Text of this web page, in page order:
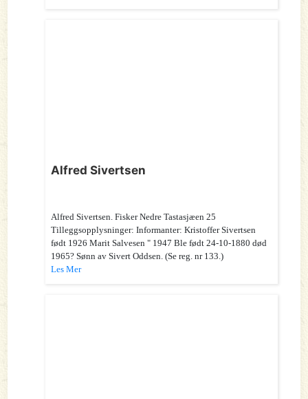
Alfred Sivertsen
Alfred Sivertsen. Fisker Nedre Tastasjæen 25
Tilleggsopplysninger: Informanter: Kristoffer Sivertsen
født 1926 Marit Salvesen " 1947 Ble født 24-10-1880 død
1965? Sønn av Sivert Oddsen. (Se reg. nr 133.)
Les Mer